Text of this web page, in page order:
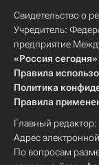
Свидетельство о
Учредитель:
предприятие
«Россия сегодня»
Правила
Политика
Правила
Главный редактор:
Адрес
По вопросам